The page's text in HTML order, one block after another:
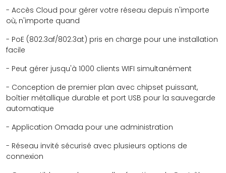
- Accès Cloud pour gérer votre réseau depuis n'importe
où, n'importe quand
- PoE (802.3af/802.3at) pris en charge pour une installation
facile
- Peut gérer jusqu'à 1000 clients WIFI simultanément
- Conception de premier plan avec chipset puissant,
boîtier métallique durable et port USB pour la sauvegarde
automatique
- Application Omada pour une administration
- Réseau invité sécurisé avec plusieurs options de
connexion